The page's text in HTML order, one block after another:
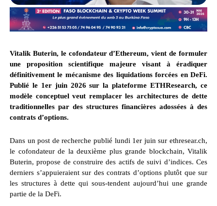
Vitalik Buterin, le cofondateur d’Ethereum, vient de formuler
une proposition scientifique majeure visant à éradiquer
définitivement le mécanisme des liquidations forcées en DeFi.
Publié le 1er juin 2026 sur la plateforme ETHResearch, ce
modèle conceptuel veut remplacer les architectures de dette
traditionnelles par des structures financières adossées à des
contrats d’options.
Dans un post de recherche publié lundi 1er juin sur ethresear.ch,
le cofondateur de la deuxième plus grande blockchain, Vitalik
Buterin, propose de construire des actifs de suivi d’indices. Ces
derniers s’appuieraient sur des contrats d’options plutôt que sur
les structures à dette qui sous-tendent aujourd’hui une grande
partie de la DeFi.